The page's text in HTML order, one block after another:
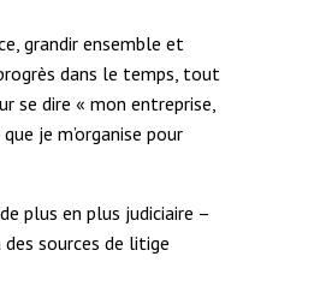
grandir ensemble et
dans le temps, tout
se dire « mon entreprise,
je m’organise pour
plus en plus judiciaire –
sources de litige